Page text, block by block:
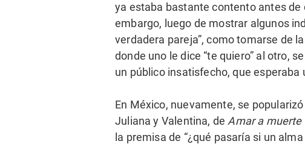
ya estaba bastante contento antes
embargo, luego de mostrar algunos
verdadera pareja”, como tomarse de
donde uno le dice “te quiero” al otro,
un público insatisfecho, que esperaba
En México, nuevamente, se
Juliana y Valentina, de Amar a muerte
la premisa de “¿qué pasaría si un